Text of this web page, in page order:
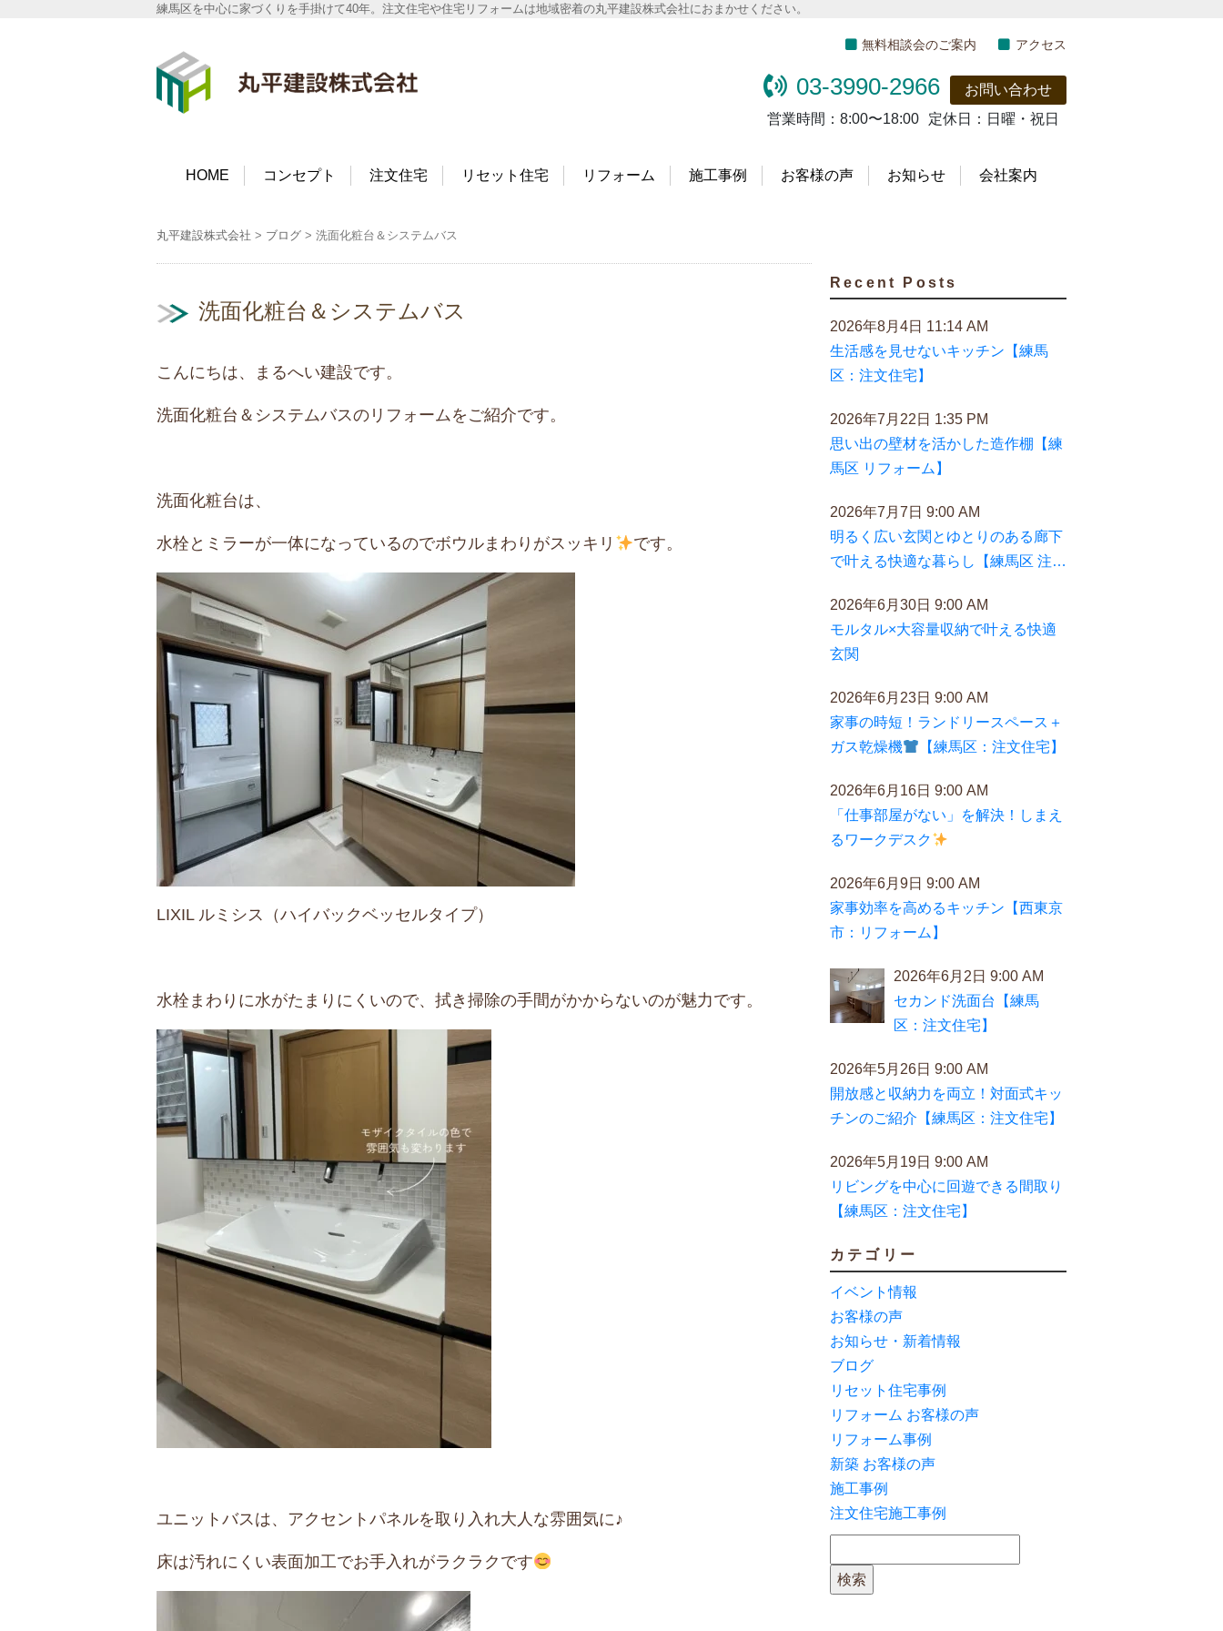
練馬区を中心に家づくりを手掛けて40年。注文住宅や住宅リフォームは地域密着の丸平建設株式会社におまかせください。
丸平建設株式会社
無料相談会のご案内 アクセス
03-3990-2966
お問い合わせ
営業時間： 8:00〜18:00 定休日： 日曜・祝日
HOME コンセプト 注文住宅 リセット住宅 リフォーム 施工事例 お客様の声 お知らせ 会社案内
丸平建設株式会社 > ブログ > 洗面化粧台＆システムバス
洗面化粧台＆システムバス
こんにちは、まるへい建設です。
洗面化粧台＆システムバスのリフォームをご紹介です。
洗面化粧台は、
水栓とミラーが一体になっているのでボウルまわりがスッキリ です。
LIXIL ルミシス（ハイバックベッセルタイプ）
水栓まわりに水がたまりにくいので、拭き掃除の手間がかからないのが魅力です。
ユニットバスは、アクセントパネルを取り入れ大人な雰囲気に♪
床は汚れにくい表面加工でお手入れがラクラクです
Recent Posts
2026年8月4日 11:14 AM
生活感を見せないキッチン【練馬
区：注文住宅】
2026年7月22日 1:35 PM
思い出の壁材を活かした造作棚【練
馬区 リフォーム】
2026年7月7日 9:00 AM
明るく広い玄関とゆとりのある廊下
で叶える快適な暮らし【練馬区 注文
2026年6月30日 9:00 AM
モルタル×大容量収納で叶える快適
玄関
2026年6月23日 9:00 AM
家事の時短！ランドリースペース＋
ガス乾燥機
【練馬区：注文住宅】
2026年6月16日 9:00 AM
「仕事部屋がない」を解決！しまえ
るワークデスク
2026年6月9日 9:00 AM
家事効率を高めるキッチン【西東京
市：リフォーム】
2026年6月2日 9:00 AM
セカンド洗面台【練馬
区：注文住宅】
2026年5月26日 9:00 AM
開放感と収納力を両立！対面式キッ
チンのご紹介【練馬区：注文住宅】
2026年5月19日 9:00 AM
リビングを中心に回遊できる間取り
【練馬区：注文住宅】
カテゴリー
イベント情報
お客様の声
お知らせ・新着情報
ブログ
リセット住宅事例
リフォーム お客様の声
リフォーム事例
新築 お客様の声
施工事例
注文住宅施工事例